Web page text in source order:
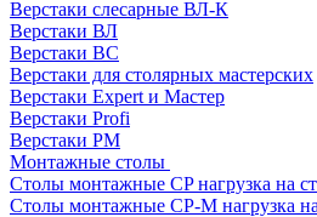
Верстаки слесарные ВЛ-К
Верстаки ВЛ
Верстаки ВС
Верстаки для столярных мастерских
Верстаки Expert и Мастер
Верстаки Profi
Верстаки РМ
Монтажные столы
Столы монтажные СP нагрузка на
Столы монтажные СР-М нагрузка